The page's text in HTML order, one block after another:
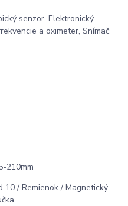
senzor, Elektronický
a oximeter, Snímač
210mm
10 / Remienok / Magnetický